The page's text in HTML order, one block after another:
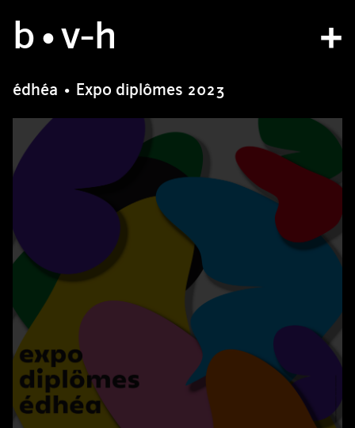
b•v-h
studio
projects
bvh type
contact
édhéa • Expo diplômes 2023